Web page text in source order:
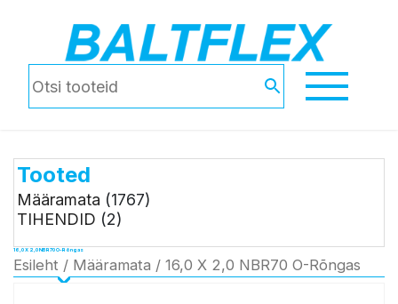
Tooted
Määramata (1767)
TIHENDID (2)
16,0 X 2,0 NBR70 O-Rõngas
Esileht / Määramata / 16,0 X 2,0 NBR70 O-Rõngas